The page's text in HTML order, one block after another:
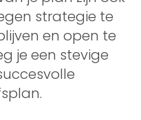
strategie te
en open te
je een stevige